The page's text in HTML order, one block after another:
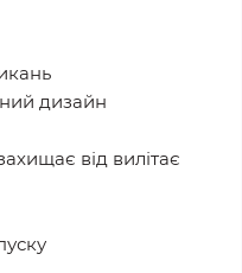
дизайн
від вилітає